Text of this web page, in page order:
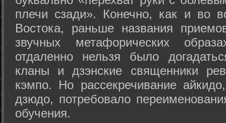
плечи сзади». Конечно, как и во
Востока, раньше названия
звучных метафорических
отдаленно нельзя было
кланы и дзэнские священники
кэмпо. Но рассекречивание
дзюдо, потребовало
обучения.